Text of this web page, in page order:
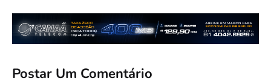
Postar Um Comentário